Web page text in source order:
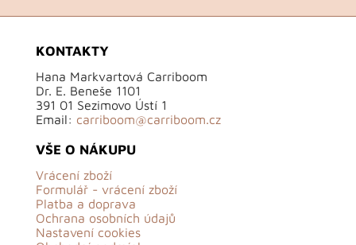
KONTAKTY
Hana Markvartová Carriboom
Dr. E. Beneše 1101
391 01 Sezimovo Ústí 1
Email: carriboom@carriboom.cz
VŠE O NÁKUPU
Vrácení zboží
Formulář - vrácení zboží
Platba a doprava
Ochrana osobních údajů
Nastavení cookies